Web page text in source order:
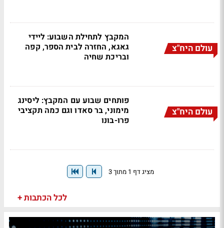
עולם היח"צ
המקבץ לתחילת השבוע: ליידי
גאגא, החזרה לבית הספר, קפה
ובריכת שחיה
עולם היח"צ
פותחים שבוע עם המקבץ: ליסינג
מימוני, בר סאדו וגם כמה תקציבי
פרו-בונו
מציג דף 1 מתוך 3
לכל הכתבות +